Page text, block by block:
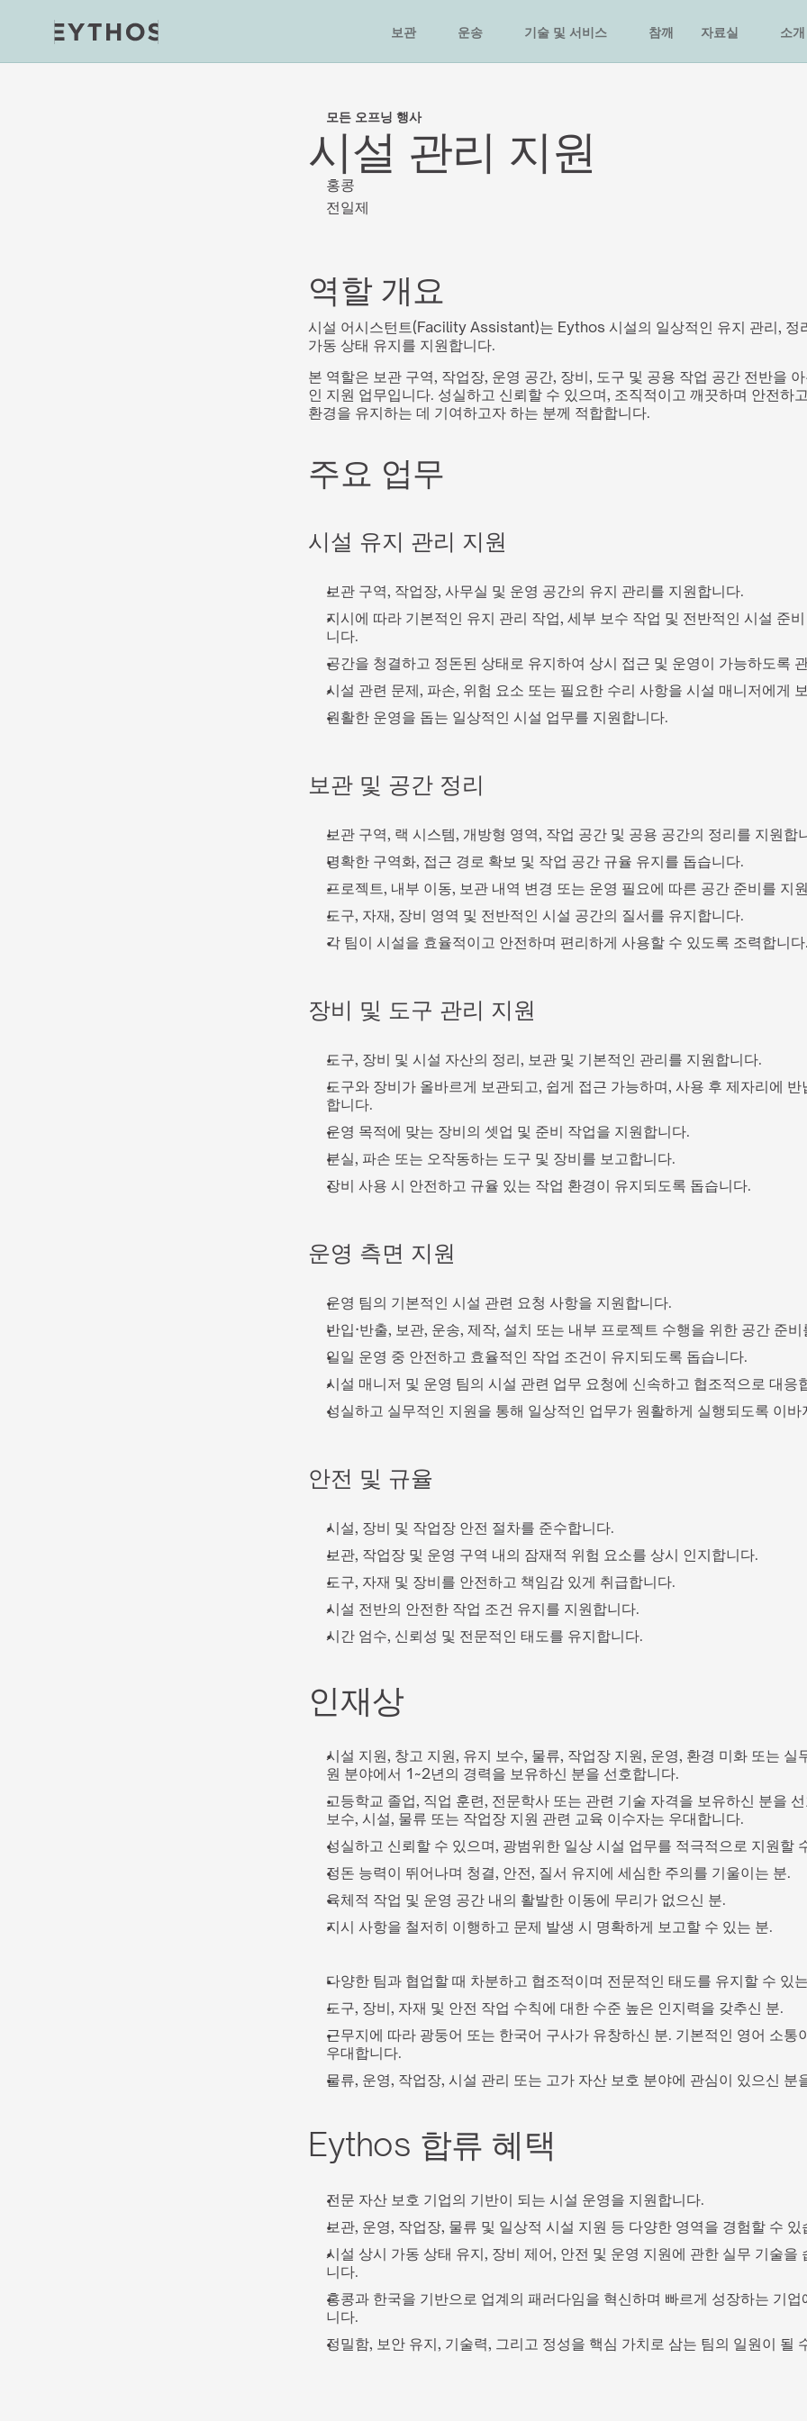
모든 오프닝 행사
시설 관리 지원
홍콩
전일제
역할 개요
시설 어시스턴트(Facility Assistant)는 Eythos 시설의 일상적인 유지 관리, 정
가동 상태 유지를 지원합니다.
본 역할은 보관 구역, 작업장, 운영 공간, 장비, 도구 및 공용 작업 공간 전반을
인 지원 업무입니다. 성실하고 신뢰할 수 있으며, 조직적이고 깨끗하며 안전하
환경을 유지하는 데 기여하고자 하는 분께 적합합니다.
주요 업무
시설 유지 관리 지원
보관 구역, 작업장, 사무실 및 운영 공간의 유지 관리를 지원합니다.
지시에 따라 기본적인 유지 관리 작업, 세부 보수 작업 및 전반적인 시설 준
니다.
공간을 청결하고 정돈된 상태로 유지하여 상시 접근 및 운영이 가능하도록
시설 관련 문제, 파손, 위험 요소 또는 필요한 수리 사항을 시설 매니저에게
원활한 운영을 돕는 일상적인 시설 업무를 지원합니다.
보관 및 공간 정리
보관 구역, 랙 시스템, 개방형 영역, 작업 공간 및 공용 공간의 정리를 지원합
명확한 구역화, 접근 경로 확보 및 작업 공간 규율 유지를 돕습니다.
프로젝트, 내부 이동, 보관 내역 변경 또는 운영 필요에 따른 공간 준비를 지
도구, 자재, 장비 영역 및 전반적인 시설 공간의 질서를 유지합니다.
각 팀이 시설을 효율적이고 안전하며 편리하게 사용할 수 있도록 조력합니다.
장비 및 도구 관리 지원
도구, 장비 및 시설 자산의 정리, 보관 및 기본적인 관리를 지원합니다.
도구와 장비가 올바르게 보관되고, 쉽게 접근 가능하며, 사용 후 제자리에 반
합니다.
운영 목적에 맞는 장비의 셋업 및 준비 작업을 지원합니다.
분실, 파손 또는 오작동하는 도구 및 장비를 보고합니다.
장비 사용 시 안전하고 규율 있는 작업 환경이 유지되도록 돕습니다.
운영 측면 지원
운영 팀의 기본적인 시설 관련 요청 사항을 지원합니다.
반입·반출, 보관, 운송, 제작, 설치 또는 내부 프로젝트 수행을 위한 공간 준
일일 운영 중 안전하고 효율적인 작업 조건이 유지되도록 돕습니다.
시설 매니저 및 운영 팀의 시설 관련 업무 요청에 신속하고 협조적으로 대응
성실하고 실무적인 지원을 통해 일상적인 업무가 원활하게 실행되도록 이바
안전 및 규율
시설, 장비 및 작업장 안전 절차를 준수합니다.
보관, 작업장 및 운영 구역 내의 잠재적 위험 요소를 상시 인지합니다.
도구, 자재 및 장비를 안전하고 책임감 있게 취급합니다.
시설 전반의 안전한 작업 조건 유지를 지원합니다.
시간 엄수, 신뢰성 및 전문적인 태도를 유지합니다.
인재상
시설 지원, 창고 지원, 유지 보수, 물류, 작업장 지원, 운영, 환경 미화 또는 실
원 분야에서 1~2년의 경력을 보유하신 분을 선호합니다.
고등학교 졸업, 직업 훈련, 전문학사 또는 관련 기술 자격을 보유하신 분을
보수, 시설, 물류 또는 작업장 지원 관련 교육 이수자는 우대합니다.
성실하고 신뢰할 수 있으며, 광범위한 일상 시설 업무를 적극적으로 지원할
정돈 능력이 뛰어나며 청결, 안전, 질서 유지에 세심한 주의를 기울이는 분.
육체적 작업 및 운영 공간 내의 활발한 이동에 무리가 없으신 분.
지시 사항을 철저히 이행하고 문제 발생 시 명확하게 보고할 수 있는 분.
다양한 팀과 협업할 때 차분하고 협조적이며 전문적인 태도를 유지할 수 있
도구, 장비, 자재 및 안전 작업 수칙에 대한 수준 높은 인지력을 갖추신 분.
근무지에 따라 광둥어 또는 한국어 구사가 유창하신 분. 기본적인 영어 소통
우대합니다.
물류, 운영, 작업장, 시설 관리 또는 고가 자산 보호 분야에 관심이 있으신 분
Eythos 합류 혜택
전문 자산 보호 기업의 기반이 되는 시설 운영을 지원합니다.
보관, 운영, 작업장, 물류 및 일상적 시설 지원 등 다양한 영역을 경험할 수 있
시설 상시 가동 상태 유지, 장비 제어, 안전 및 운영 지원에 관한 실무 기술을
니다.
홍콩과 한국을 기반으로 업계의 패러다임을 혁신하며 빠르게 성장하는 기업
니다.
정밀함, 보안 유지, 기술력, 그리고 정성을 핵심 가치로 삼는 팀의 일원이 될
보관 운송 기술 및 서비스 참깨 자료실 소개